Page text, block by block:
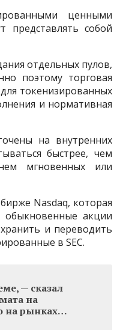
ценными
собой
отдельных пулов,
поэтому торговая
токенизированных
и нормативная
на внутренних
быстрее, чем
мгновенных или
Nasdaq, которая
обыкновенные акции
и переводить
в SEC.
— сказал
на
на рынках…